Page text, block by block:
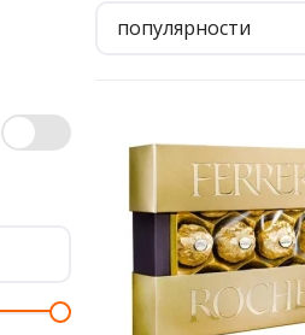
популярности